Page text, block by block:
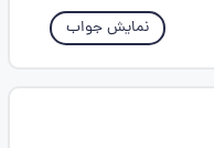
نمایش جواب